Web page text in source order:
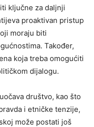
ključne za daljnji
proaktivan pristup
moraju biti
Također,
koja treba omogućiti
dijalogu.
društvo, kao što
i etničke tenzije,
može postati još